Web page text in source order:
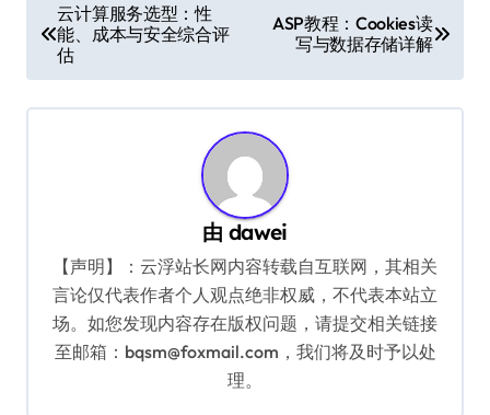
章
导
航
云计算服务选型：性
能、成本与安全综合评
估
ASP教程：Cookies读
写与数据存储详解
由dawei
【声明】：云浮站长网内容转载自互联网，其相关
言论仅代表作者个人观点绝非权威，不代表本站立
场。如您发现内容存在版权问题，请提交相关链接
至邮箱：bqsm@foxmail.com，我们将及时予以处
理。